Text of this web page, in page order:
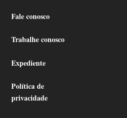
Fale conosco
Trabalhe conosco
Expediente
Política de
privacidade